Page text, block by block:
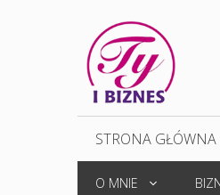
STRONA GŁÓWNA
O MNIE